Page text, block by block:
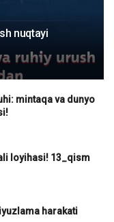
nuqtayi
mintaqa va dunyo
loyihasi! 13_qism
harakati